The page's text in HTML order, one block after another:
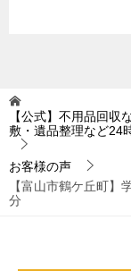
【公式】不用品回収
敷・遺品整理など24
お客様の声
【富山市鶴ケ丘町】
分